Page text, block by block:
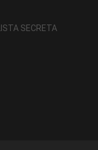
LISTA SECRETA